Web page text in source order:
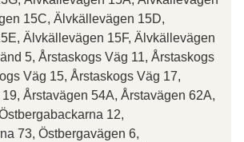
15C, Älvkällevägen 15D,
Älvkällevägen 15F, Älvkällevägen
5, Årstaskogs Väg 11, Årstaskogs
Väg 15, Årstaskogs Väg 17,
Årstavägen 54A, Årstavägen 62A,
12,
73, Östbergavägen 6,